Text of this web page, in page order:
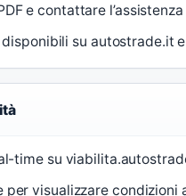
e contattare l’assistenza
su autostrade.it
time su
per visualizzare condizioni